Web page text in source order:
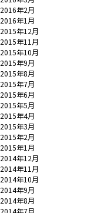
2016年2月
2016年1月
2015年12月
2015年11月
2015年10月
2015年9月
2015年8月
2015年7月
2015年6月
2015年5月
2015年4月
2015年3月
2015年2月
2015年1月
2014年12月
2014年11月
2014年10月
2014年9月
2014年8月
2014年7月